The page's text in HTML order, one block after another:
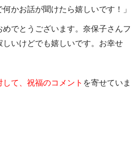
かお話が聞けたら嬉しいです！」
でとうございます。奈保子さんフ
しいけどでも嬉しいです。お幸せ
て、祝福のコメント を寄せていま